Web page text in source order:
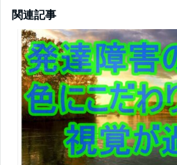
関連記事